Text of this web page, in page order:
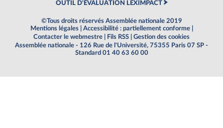
OUTIL D'ÉVALUATION LEXIMPACT
©Tous droits réservés Assemblée nationale 2019
Mentions légales
Accessibilité : partiellement conforme
Contacter le webmestre
Fils RSS
Gestion des cookies
Assemblée nationale - 126 Rue de l'Université, 75355 Paris 07 SP -
Standard 01 40 63 60 00